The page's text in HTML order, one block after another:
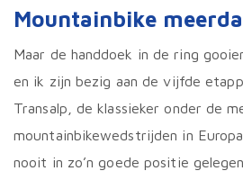
Mountainbike
Maar de handdoek in de ring
en ik zijn bezig aan de vijfde
Transalp, de klassieker onder de
mountainbikewedstrijden in
nooit in zo’n goede positie